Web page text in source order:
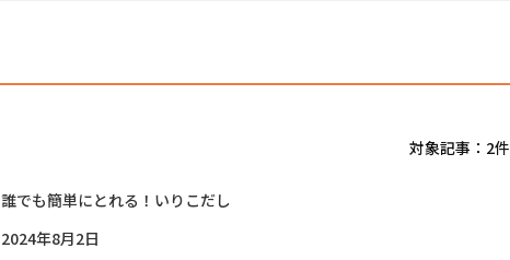
対象記事：2件
誰でも簡単にとれる！いりこだし
2024年8月2日